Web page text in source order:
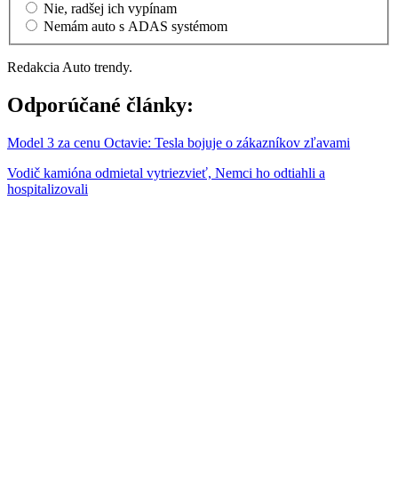
Nie, radšej ich vypínam
Nemám auto s ADAS systémom
Redakcia Auto trendy.
Odporúčané články:
Model 3 za cenu Octavie: Tesla bojuje o zákazníkov zľavami
Vodič kamióna odmietal vytriezvieť, Nemci ho odtiahli a
hospitalizovali